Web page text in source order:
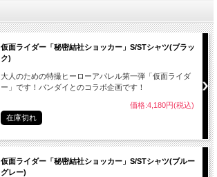
仮面ライダー「秘密結社ショッカー」S/STシャツ(ブラッ
ク)
大人のための特撮ヒーローアパレル第一弾「仮面ライダ
ー」です！バンダイとのコラボ企画です！
価格:4,180円(税込)
在庫切れ
仮面ライダー「秘密結社ショッカー」S/STシャツ(ブルー
グレー)